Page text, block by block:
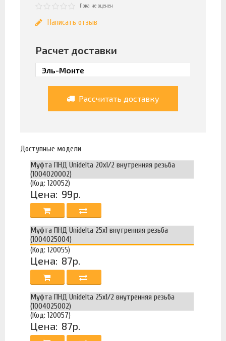
Пока не оценен
Написать отзыв
Расчет доставки
Рассчитать доставку
Доступные модели
Муфта ПНД Unidelta 20х1/2 внутренняя резьба
(1004020002)
(Код: 120052)
Цена: 99р.
Муфта ПНД Unidelta 25х1 внутренняя резьба
(1004025004)
(Код: 120055)
Цена: 87р.
Муфта ПНД Unidelta 25х1/2 внутренняя резьба
(1004025002)
(Код: 120057)
Цена: 87р.